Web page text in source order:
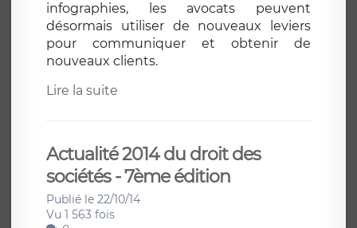
infographies, les avocats peuvent
désormais utiliser de nouveaux leviers
pour communiquer et obtenir de
nouveaux clients.
Lire la suite
Actualité 2014 du droit des
sociétés - 7ème édition
Publié le 22/10/14
Vu 1 563 fois